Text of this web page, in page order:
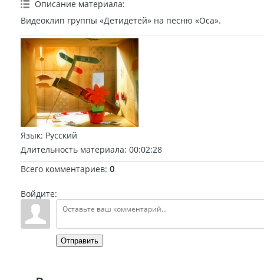
Описание материала:
Видеоклип группы «Детидетей» на песню «Оса».
Язык: Русский
Длительность материала: 00:02:28
Всего комментариев: 0
Войдите:
Отправить